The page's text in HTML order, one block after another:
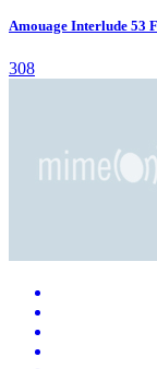
Amouage Interlude 53
308